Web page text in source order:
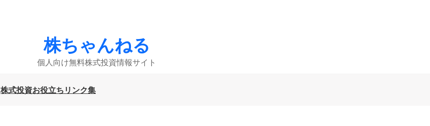
株ちゃんねる
個人向け無料株式投資情報サイト
株式投資お役立ちリンク集